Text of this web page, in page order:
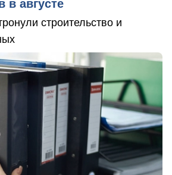
в августе
строительство и